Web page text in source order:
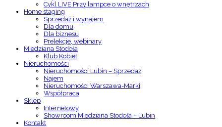
Cykl LIVE Przy lampce o wnętrzach
Home staging
Sprzedaż i wynajem
Dla domu
Dla biznesu
Prelekcje, webinary
Miedziana Stodoła
Klub Kobiet
Nieruchomości
Nieruchomości Lubin – Sprzedaż
Najem
Nieruchomości Warszawa-Marki
Współpraca
Sklep
Internetowy
Showroom Miedziana Stodoła – Lubin
Kontakt